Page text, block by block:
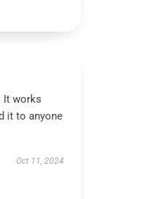
It works
it to anyone
Oct 11, 2024